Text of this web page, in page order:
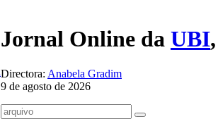
Jornal Online da UBI
Directora: Anabela Gradim
9 de agosto de 2026